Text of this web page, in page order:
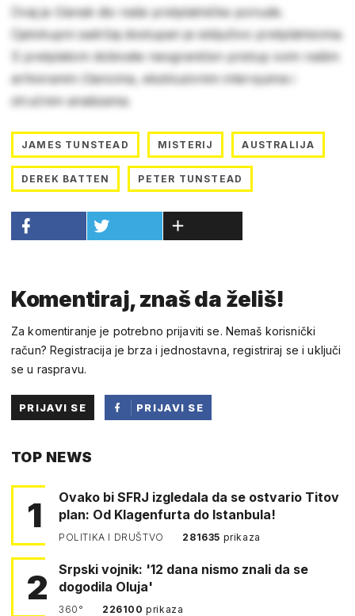
Ovaj je članak dio naše pretplatničke ponude.
Cjelokupni sadržaj dostupan je isključivo pretplatnicima.
S pretplatom dobivate neograničen pristup svim našim
arhiviranim člancima, ekskluzivnim intervjuima i
stručnim analizama.
JAMES TUNSTEAD MISTERIJ AUSTRALIJA
DEREK BATTEN PETER TUNSTEAD
Komentiraj, znaš da želiš!
Za komentiranje je potrebno prijaviti se. Nemaš korisnički
račun? Registracija je brza i jednostavna, registriraj se i uključi
se u raspravu.
PRIJAVI SE
PRIJAVI SE
TOP NEWS
1
Ovako bi SFRJ izgledala da se ostvario Titov
plan: Od Klagenfurta do Istanbula!
POLITIKA I DRUŠTVO 281635 prikaza
2
Srpski vojnik: '12 dana nismo znali da se
dogodila Oluja'
360° 226100prikaza